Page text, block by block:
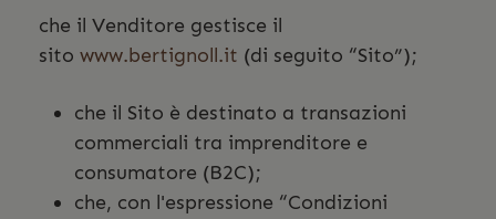
che il Venditore gestisce il
sito www.bertignoll.it (di seguito “Sito”);
che il Sito è destinato a transazioni
commerciali tra imprenditore e
consumatore (B2C);
che, con l'espressione “Condizioni